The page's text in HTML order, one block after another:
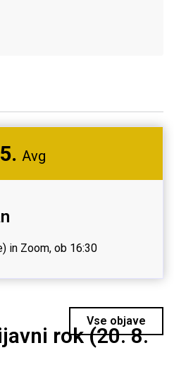
Avg
in Zoom, ob 16:30
Vse objave
rok (20. 8.